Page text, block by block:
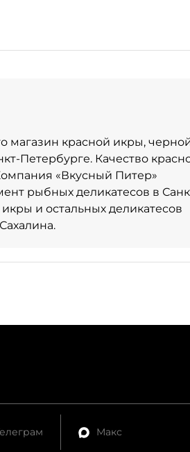
магазин красной икры,
Петербурге. Качество
«Вкусный Питер»
рыбных деликатесов в
и остальных деликатесов
Макс